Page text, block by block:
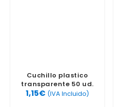
Cuchillo plastico
transparente 50 ud.
1,15€ (IVA Incluido)